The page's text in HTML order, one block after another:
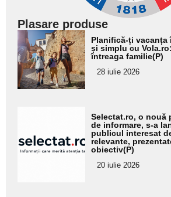
Plasare produse
Adaugă
aici textul
pentru
subtitlu
Planifică-ți vacanța
și simplu cu
întreaga familie(P)
28 iulie 2026
pentru
subtitlu
Selectat.ro, o nouă
de informare, s-a
publicul interesat
relevante,
obiectiv(P)
20 iulie 2026